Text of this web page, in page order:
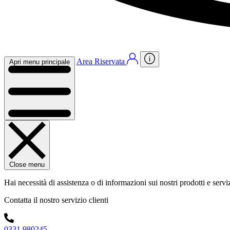
Apri menu principale Area Riservata
Close menu
Hai necessità di assistenza o di informazioni sui nostri prodotti e
Contatta il nostro servizio clienti